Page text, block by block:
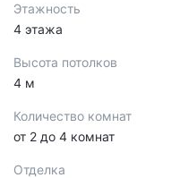
Этажность
4 этажа
Высота потолков
4 м
Количество комнат
от 2 до 4 комнат
Отделка